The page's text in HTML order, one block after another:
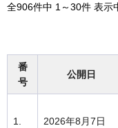
全906件中 1～30件 表示
番
号
公開日
1. 2026年8月7日